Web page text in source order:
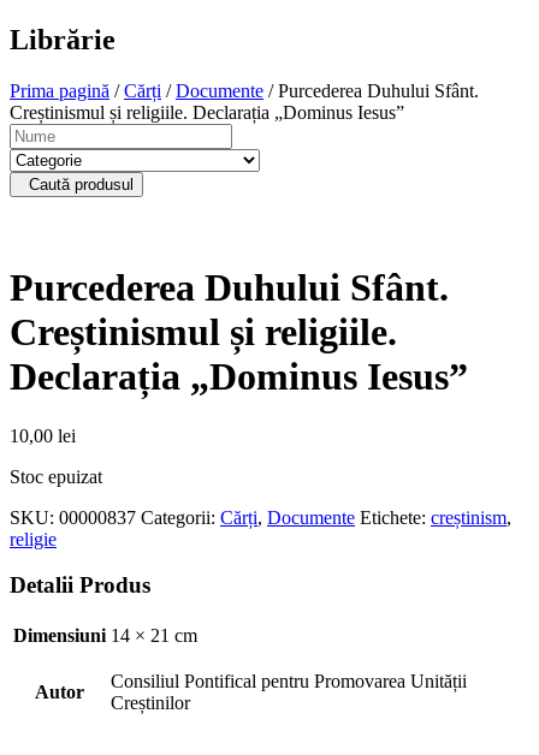
Librărie
Prima pagină /Cărți /Documente / Purcederea Duhului Sfânt.
Creștinismul și religiile. Declarația „Dominus Iesus”
Caută produsul
Purcederea Duhului Sfânt.
Creștinismul și religiile.
Declarația „Dominus Iesus”
10,00 lei
Stoc epuizat
SKU: 00000837 Categorii: Cărți, Documente Etichete: creștinism,
religie
Detalii Produs
Dimensiuni 14 × 21 cm
Autor
Consiliul Pontifical pentru Promovarea Unității
Creștinilor